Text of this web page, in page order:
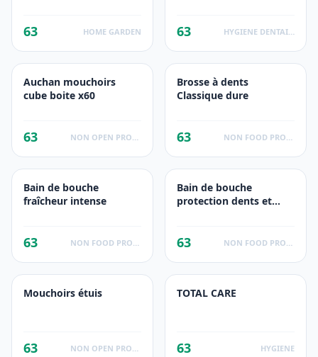
63 HOME GARDEN 63
Auchan mouchoirs
cube boite x60
63
Brosse à dents
Classique dure
63
Bain de bouche
fraîcheur intense
63
Bain de bouche
protection dents et
63
Mouchoirs étuis
63
TOTAL CARE
63 HYGIENE